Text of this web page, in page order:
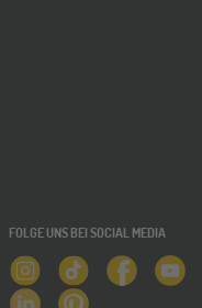
FOLGE UNS BEI SOCIAL MEDIA